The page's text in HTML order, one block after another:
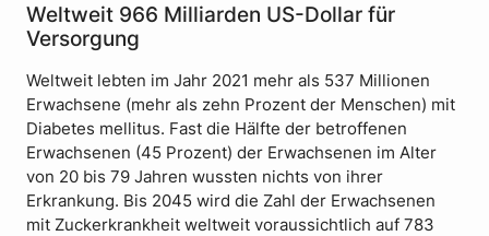
Weltweit 966 Milliarden US-Dollar für
Versorgung
Weltweit lebten im Jahr 2021 mehr als 537 Millionen
Erwachsene (mehr als zehn Prozent der Menschen) mit
Diabetes mellitus. Fast die Hälfte der betroffenen
Erwachsenen (45 Prozent) der Erwachsenen im Alter
von 20 bis 79 Jahren wussten nichts von ihrer
Erkrankung. Bis 2045 wird die Zahl der Erwachsenen
mit Zuckerkrankheit weltweit voraussichtlich auf 783